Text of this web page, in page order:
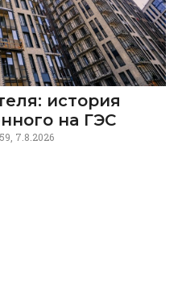
история
на ГЭС
7.8.2026